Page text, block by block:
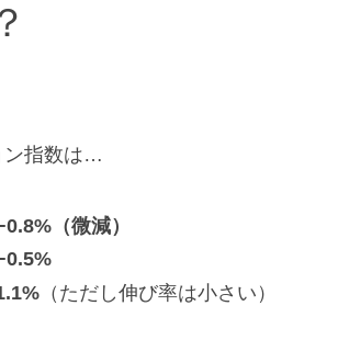
ン指数は…
（微減）
（ただし伸び率は小さい）